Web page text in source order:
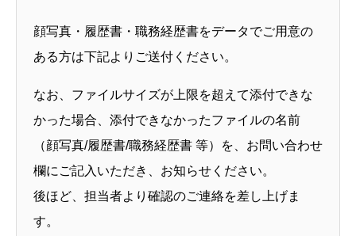
顔写真・履歴書・職務経歴書をデータでご用意の
ある方は下記よりご送付ください。
なお、ファイルサイズが上限を超えて添付できな
かった場合、添付できなかったファイルの名前
（顔写真/履歴書/職務経歴書 等）を、お問い合わせ
欄にご記入いただき、お知らせください。
後ほど、担当者より確認のご連絡を差し上げま
す。